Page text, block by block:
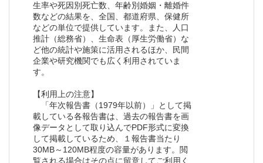
生率や死因別死亡数、年齢別婚姻・離婚件
数などの結果を、全国、都道府県、保健所
などの単位で提供しています。また、人口
推計（総務省）、生命表（厚生労働省）な
ど他の統計や施策に活用されるほか、民間
企業や研究機関でも広く利用されていま
す。
【利用上の注意】
「年次報告書（1979年以前）」として掲
載している各報告書は、過去の報告書を画
像データとして取り込んでPDF形式に変換
して掲載しているため、１報告書当たり
30MB～120MB程度の容量があります。閲
覧される場合はその点に留意してご利用く